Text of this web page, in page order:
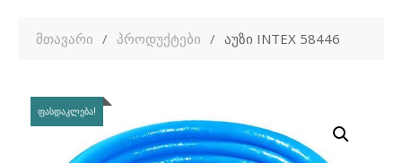
მთავარი პროდუქტები აუზი INTEX 58446
ᲤᲐᲡᲓᲐᲙᲚᲔᲑᲐ!